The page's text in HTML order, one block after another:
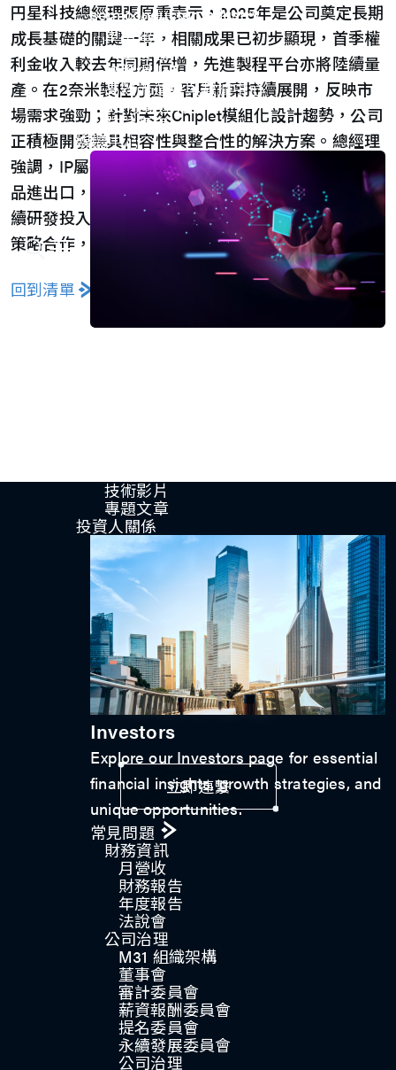
semiconductor industry.
車用電子
人工智慧
物聯網 IoT
高效能運算與數據中心
5G行動運算
存儲應用
媒體中心
技術影片​
專題文章
投資人關係
Investors
Explore our Investors page for essential
financial insights, growth strategies, and
unique opportunities.
常見問題
財務資訊
月營收
財務報告
年度報告
法說會
公司治理​
M31 組織架構
董事會
審計委員會
薪資報酬委員會
提名委員會
永續發展委員會
公司治理
円星科技總經理張原熏表示，2025年是公司奠定長期
成長基礎的關鍵一年，相關成果已初步顯現，首季權
利金收入較去年同期倍增，先進製程平台亦將陸續量
產。在2奈米製程方面，客戶新案持續展開，反映市
場需求強勁；針對未來Chiplet模組化設計趨勢，公司
正積極開發兼具相容性與整合性的解決方案。總經理
強調，IP屬技術與知識密集型服務，並不涉及實體商
品進出口，因此不在關稅調整課徵範圍內。我們將持
續研發投入驅動未來成長，透過堅實技術實力與穩健
策略合作，穩步推升營運表現。
回到清單 分享
與我們聯絡
立即連繫